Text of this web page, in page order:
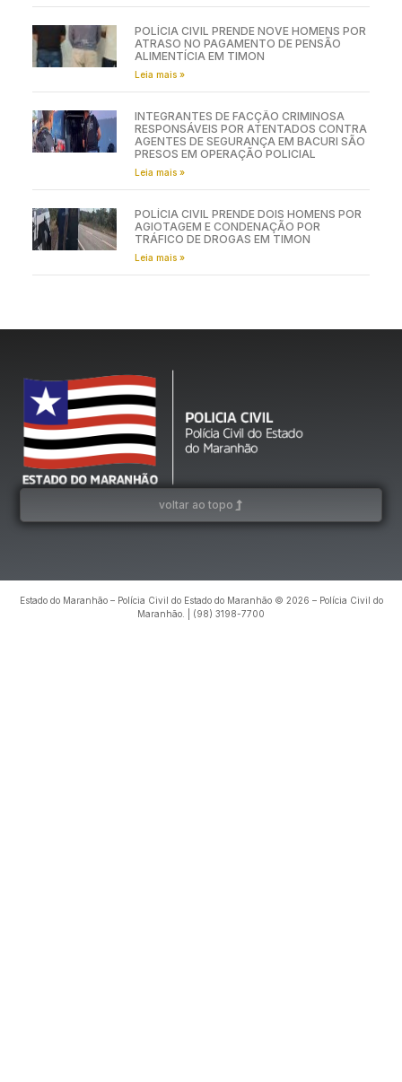
POLÍCIA CIVIL PRENDE NOVE HOMENS POR
ATRASO NO PAGAMENTO DE PENSÃO
ALIMENTÍCIA EM TIMON
Leia mais »
INTEGRANTES DE FACÇÃO CRIMINOSA
RESPONSÁVEIS POR ATENTADOS CONTRA
AGENTES DE SEGURANÇA EM BACURI SÃO
PRESOS EM OPERAÇÃO POLICIAL
Leia mais »
POLÍCIA CIVIL PRENDE DOIS HOMENS POR
AGIOTAGEM E CONDENAÇÃO POR
TRÁFICO DE DROGAS EM TIMON
Leia mais »
voltar ao topo
Estado do Maranhão – Polícia Civil do Estado do Maranhão © 2026 – Polícia Civil do
Maranhão. | (98) 3198-7700